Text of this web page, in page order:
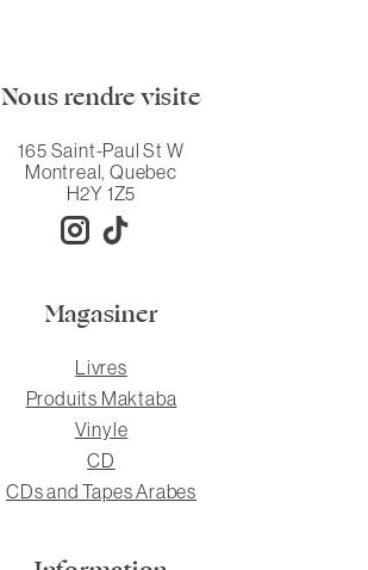
Nous rendre visite
165 Saint-Paul St W
Montreal, Quebec
H2Y 1Z5
Magasiner
Livres
Produits Maktaba
Vinyle
CD
CDs and Tapes Arabes